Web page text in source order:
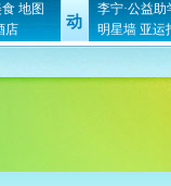
地图
店
动
李宁·公益助
明星墙 亚运